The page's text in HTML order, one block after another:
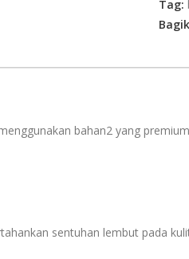
Tag:
bahan2 yang
sentuhan lembut pada